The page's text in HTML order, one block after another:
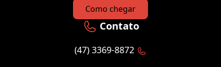
Como chegar
Contato
(47) 3369-8872